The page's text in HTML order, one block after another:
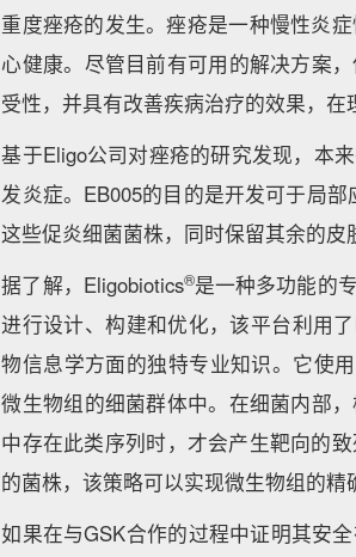
重度痤疮的发生。痤疮是一种慢性炎
心健康。尽管目前有可用的解决方案
受性，并具有改善疾病治疗的效果，在
基于Eligo公司对痤疮的研究发现，本
发炎症。EB005的目的是开发可于局部
这些促炎细菌菌株，同时保留其余的皮
据了解，Eligobiotics®是一种多功能的
进行设计、构建和优化，该平台利用
物信息学方面的独特专业知识。它使
微生物组的细菌群体中。在细菌内部
中存在此类序列时，才会产生靶向的
的菌株，该策略可以实现微生物组的精
如果在与GSK合作的过程中证明其安